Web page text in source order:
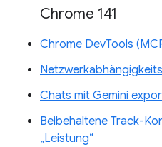
Chrome 141
Chrome DevTools
Chats mit Gemini
Beibehaltene Track-
„Leistung“